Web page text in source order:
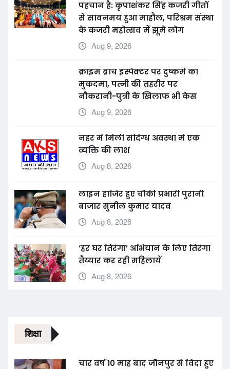
पहचान है: कृपाशंकर सिंह कजरी गीतों
से सावनमय हुआ माहौल, परिश्रम संस्था
के कजरी महोत्सव में झूमे लोग
Aug 9, 2026
क्राइम ब्रांच इंस्पेक्टर पर दुष्कर्म का
मुकदमा, पत्नी की तहरीर पर
नौकरानी-पुत्री के खिलाफ भी केस
Aug 9, 2026
नहर में मिली संदिग्ध अवस्था में एक
व्यक्ति की लाश
Aug 8, 2026
लाइन हाजिर हुए चौकी प्रभारी पुरानी
बाजार सुनील कुमार यादव
Aug 8, 2026
‘हर घर तिरंगा’ अभियान के लिए तिरंगा
तैय्यार कर रही महिलायें
Aug 8, 2026
शिक्षा
चार वर्ष 10 माह बाद जौनपुर से विदा हुए